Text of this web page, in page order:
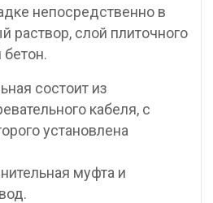
непосредственно в
раствор, слой плиточного
состоит из
кабеля, с
установлена
муфта и